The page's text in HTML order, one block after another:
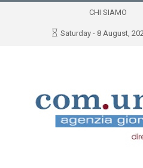
CHI SIAMO
Saturday - 8 August,